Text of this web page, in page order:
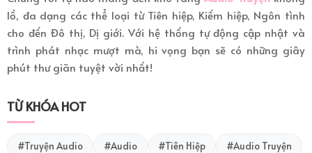
lồ, đa dạng các thể loại từ Tiên hiệp, Kiếm hiệp, Ngôn tình
cho đến Đô thị, Dị giới. Với hệ thống tự động cập nhật và
trình phát nhạc mượt mà, hi vọng bạn sẽ có những giây
phút thư giãn tuyệt vời nhất!
TỪ KHÓA HOT
#Truyện Audio #Audio #Tiên Hiệp
#Audio Truyện